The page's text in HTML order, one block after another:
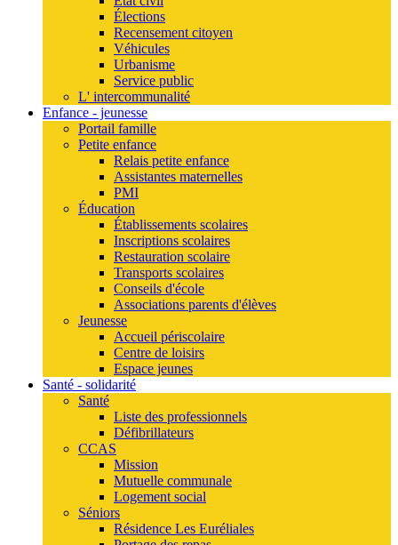
Élections
Recensement citoyen
Véhicules
Urbanisme
Service public
L' intercommunalité
Enfance - jeunesse
Portail famille
Petite enfance
Relais petite enfance
Assistantes maternelles
PMI
Éducation
Établissements scolaires
Inscriptions scolaires
Restauration scolaire
Transports scolaires
Conseils d'école
Associations parents d'élèves
Jeunesse
Accueil périscolaire
Centre de loisirs
Espace jeunes
Santé - solidarité
Santé
Liste des professionnels
Défibrillateurs
CCAS
Mission
Mutuelle communale
Logement social
Séniors
Résidence Les Euréliales